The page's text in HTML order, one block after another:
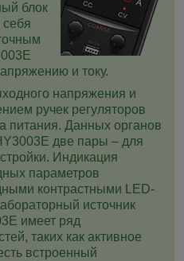
блок
и току.
напряжения и
ручек регуляторов
питания. Данных органов
две пары – для
Индикация
параметров
контрастными LЕD-
источник
имеет ряд
таких как активное
встроенный